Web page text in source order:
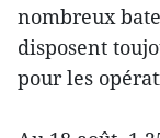
nombreux
disposent
pour les